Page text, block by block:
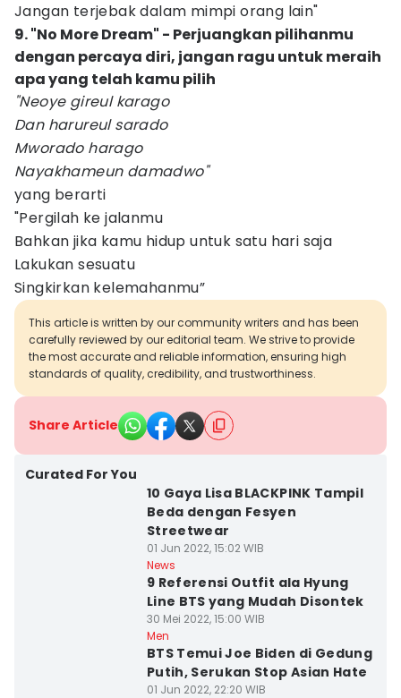
Jangan terjebak dalam mimpi orang lain"
9. "No More Dream" - Perjuangkan pilihanmu
dengan percaya diri, jangan ragu untuk meraih
apa yang telah kamu pilih
"Neoye gireul karago
Dan harureul sarado
Mworado harago
Nayakhameun damadwo"
yang berarti
"Pergilah ke jalanmu
Bahkan jika kamu hidup untuk satu hari saja
Lakukan sesuatu
Singkirkan kelemahanmu”
This article is written by our community writers and has been
carefully reviewed by our editorial team. We strive to provide
the most accurate and reliable information, ensuring high
standards of quality, credibility, and trustworthiness.
Share Article
Curated For You
10 Gaya Lisa BLACKPINK Tampil
Beda dengan Fesyen
Streetwear
01 Jun 2022, 15:02 WIB
News
9 Referensi Outfit ala Hyung
Line BTS yang Mudah Disontek
30 Mei 2022, 15:00 WIB
Men
BTS Temui Joe Biden di Gedung
Putih, Serukan Stop Asian Hate
01 Jun 2022, 22:20 WIB